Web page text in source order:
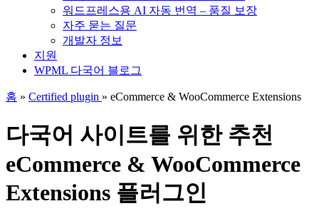
워드프레스용 AI 자동 번역 – 품질 보장
자주 묻는 질문
개발자 정보
지원
WPML 다국어 블로그
홈 » Certified plugin » eCommerce & WooCommerce Extensions
다국어 사이트를 위한 추천
eCommerce & WooCommerce
Extensions 플러그인